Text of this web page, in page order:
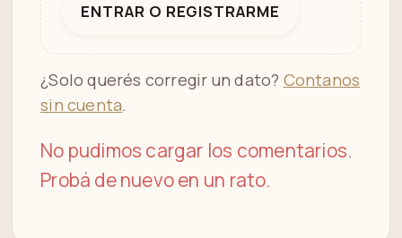
ENTRAR O REGISTRARME
¿Solo querés corregir un dato? Contanos
sin cuenta.
No pudimos cargar los comentarios.
Probá de nuevo en un rato.